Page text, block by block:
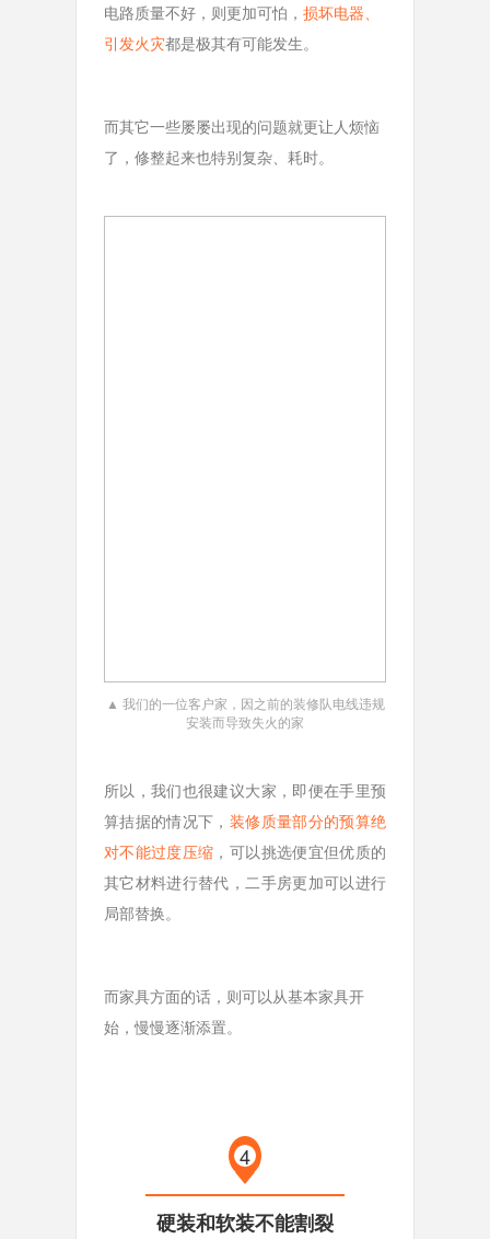
电路质量不好，则更加可怕， 损坏电器、
引发火灾都是极其有可能发生。
而其它一些屡屡出现的问题就更让人烦恼
了，修整起来也特别复杂、耗时。
▲ 我们的一位客户家，因之前的装修队电线违规
安装而导致失火的家
所以，我们也很建议大家，即便在手里预
算拮据的情况下， 装修质量部分的预算绝
对不能过度压缩 ，可以挑选便宜但优质的
其它材料进行替代，二手房更加可以进行
局部替换。
而家具方面的话，则可以从基本家具开
始，慢慢逐渐添置。
4
硬装和软装不能割裂